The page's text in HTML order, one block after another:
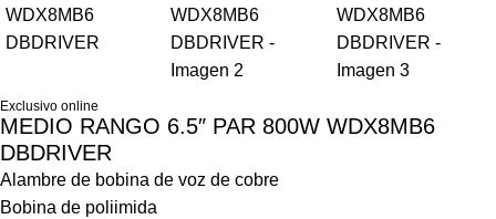
Exclusivo online
MEDIO RANGO 6.5″ PAR 800W WDX8MB6
DBDRIVER
Alambre de bobina de voz de cobre
Bobina de poliimida